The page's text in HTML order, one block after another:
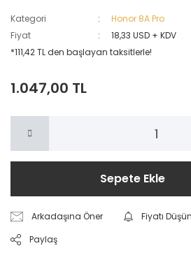
Kategori
Honor 8A Pro
Fiyat
18,33 USD + KDV
*111,42 TL den başlayan taksitlerle!
1.047,00 TL
Sepete Ekle
Arkadaşına Öner
Fiyatı
Paylaş